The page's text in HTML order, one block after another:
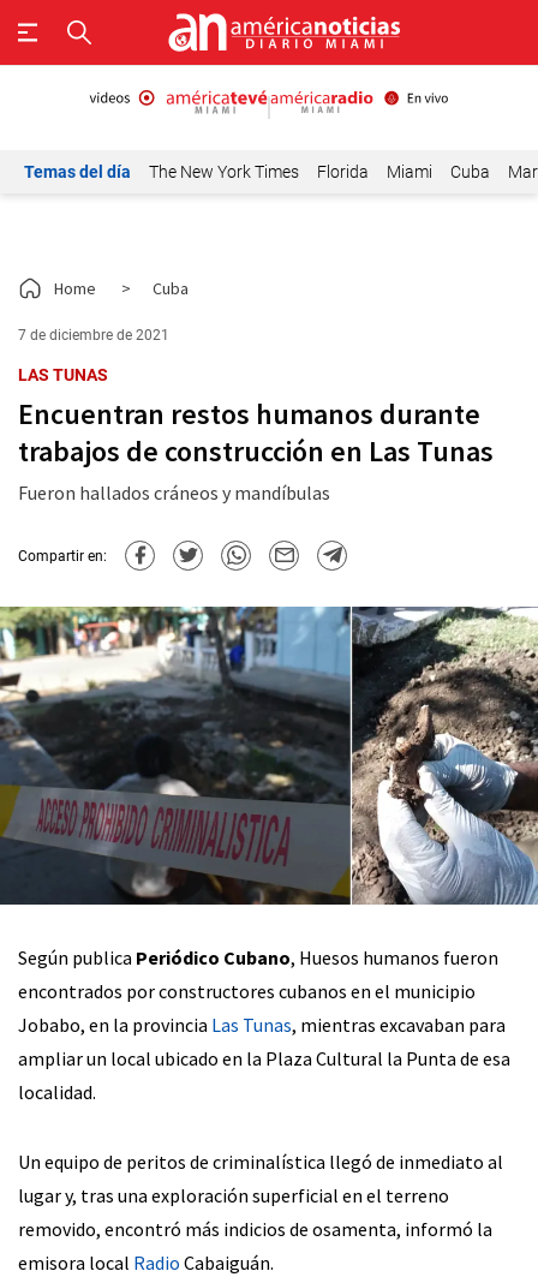
Temas del día The New York Times Florida Miami Cuba
Home > Cuba
7 de diciembre de 2021
LAS TUNAS
Encuentran restos humanos durante
trabajos de construcción en Las Tunas
Fueron hallados cráneos y mandíbulas
Compartir en:
Según publica Periódico Cubano, Huesos humanos fueron
encontrados por constructores cubanos en el municipio
Jobabo, en la provincia Las Tunas, mientras excavaban para
ampliar un local ubicado en la Plaza Cultural la Punta de esa
localidad.
Un equipo de peritos de criminalística llegó de inmediato al
lugar y, tras una exploración superficial en el terreno
removido, encontró más indicios de osamenta, informó la
emisora local Radio Cabaiguán.